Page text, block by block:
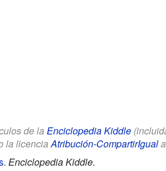
de la Enciclopedia Kiddle
la licencia Atribución-CompartirIguala
. Enciclopedia Kiddle.